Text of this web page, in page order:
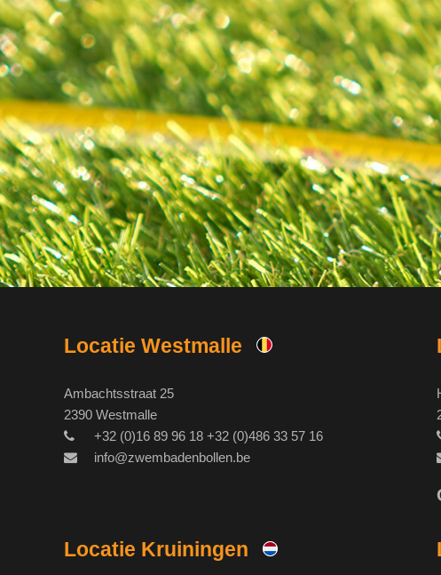
Locatie Westmalle
Ambachtsstraat 25
2390 Westmalle
+32 (0)16 89 96 18 +32 (0)486 33 57 16
info@zwembadenbollen.be
Locatie Kruiningen